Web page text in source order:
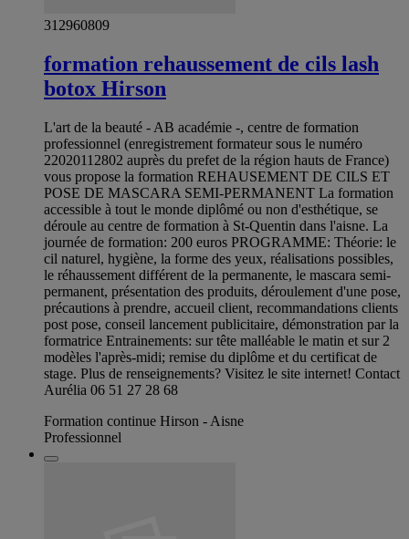
312960809
formation rehaussement de cils lash
botox Hirson
L'art de la beauté - AB académie -, centre de formation
professionnel (enregistrement formateur sous le numéro
22020112802 auprès du prefet de la région hauts de France)
vous propose la formation REHAUSEMENT DE CILS ET
POSE DE MASCARA SEMI-PERMANENT La formation
accessible à tout le monde diplômé ou non d'esthétique, se
déroule au centre de formation à St-Quentin dans l'aisne. La
journée de formation: 200 euros PROGRAMME: Théorie: le
cil naturel, hygiène, la forme des yeux, réalisations possibles,
le réhaussement différent de la permanente, le mascara semi-
permanent, présentation des produits, déroulement d'une pose,
précautions à prendre, accueil client, recommandations clients
post pose, conseil lancement publicitaire, démonstration par la
formatrice Entrainements: sur tête malléable le matin et sur 2
modèles l'après-midi; remise du diplôme et du certificat de
stage. Plus de renseignements? Visitez le site internet! Contact
Aurélia 06 51 27 28 68
Formation continue Hirson - Aisne
Professionnel